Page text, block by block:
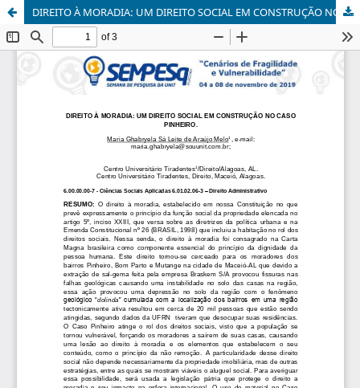
DIREITO À MORADIA: UM DIREITO SOCIAL EM CONSTRUÇÃO NO CASO PINHEIRO